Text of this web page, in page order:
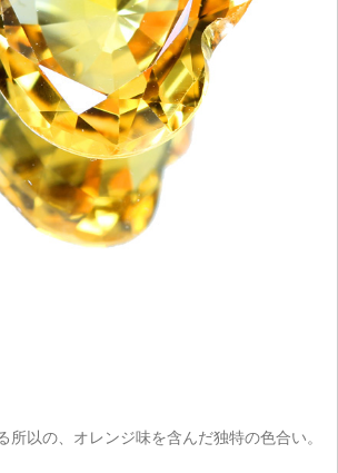
所以の、オレンジ味を含んだ独特の色合い。